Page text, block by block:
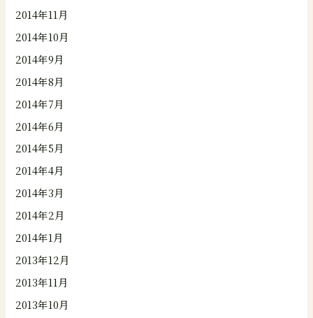
2014年11月
2014年10月
2014年9月
2014年8月
2014年7月
2014年6月
2014年5月
2014年4月
2014年3月
2014年2月
2014年1月
2013年12月
2013年11月
2013年10月